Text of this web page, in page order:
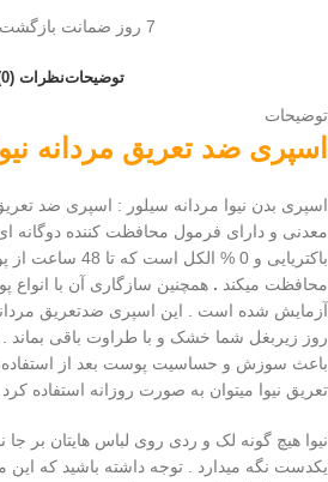
7 روز ضمانت بازگشت وجه
توضیحاتنظرات (0)
توضیحات
اسپری ضد تعریق مردانه
اسپری بدن نیوا مردانه سیلور : اسپری ضد
معدنی و دارای فرمول محافظت کننده دوگانه
باکتریایی و 0 %
محافظت میکند . همچنین سازگاری آن با
آزمایش شده است . این اسپری ضدتعریق
روز زیربغل شما خشک و با طراوت باقی بماند
باعث سوزش و حساسیت پوست بعد از
تعریق نیوا میتوان به صورت روزانه استفاده
نیوا هیچ گونه لک و ردی روی لباس هایتان بر
یکدست نگه میدارد . توجه داشته باشید که